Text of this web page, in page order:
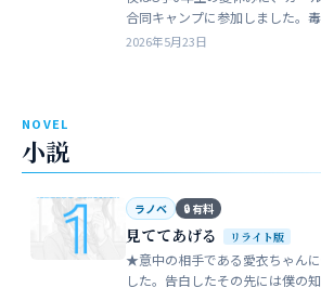
合同キャンプに参加しました。
強制的なイベントでした。まっ
2026年5月23日
NOVEL
小説
ラノベ 🔒 有料
見ててあげる リライト版
★意中の相手である愛衣ちゃん
した。告白したその先には僕の